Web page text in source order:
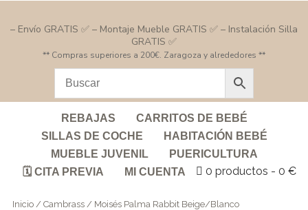
– Envío GRATIS ✅ – Montaje Mueble GRATIS ✅ – Instalación Silla
GRATIS ✅
** Compras superiores a 200€. Zaragoza y alrededores **
REBAJAS
CARRITOS DE BEBÉ
SILLAS DE COCHE
HABITACIÓN BEBÉ
MUEBLE JUVENIL
PUERICULTURA
🗓️ CITA PREVIA
MI CUENTA 0 productos 0 €
Inicio / Cambrass / Moisés Palma Rabbit Beige/Blanco